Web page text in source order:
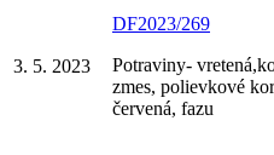
3. 5. 2023
DF2023/269
Potraviny-
zmes, polievkové
červená, fazu